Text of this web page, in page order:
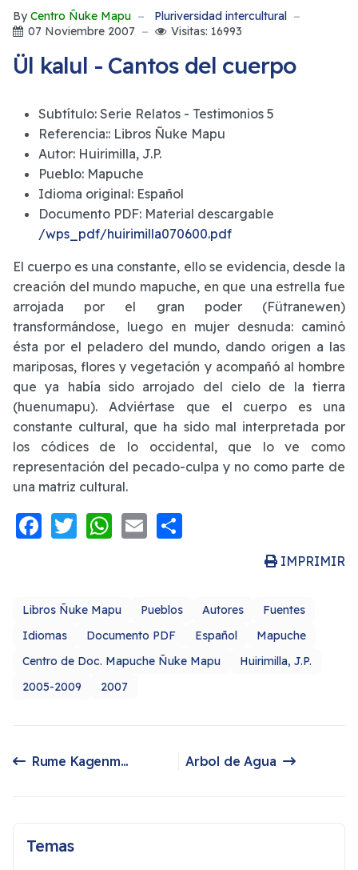
By Centro Ñuke Mapu
Pluriversidad intercultural
07 Noviembre 2007
Visitas: 16993
Ül kalul - Cantos del cuerpo
Subtítulo: Serie Relatos - Testimonios 5
Referencia:: Libros Ñuke Mapu
Autor: Huirimilla, J.P.
Pueblo: Mapuche
Idioma original: Español
Documento PDF: Material descargable
/wps_pdf/huirimilla070600.pdf
El cuerpo es una constante, ello se evidencia, desde la
creación del mundo mapuche, en que una estrella fue
arrojada por el gran poder (Fütranewen)
transformándose, luego en mujer desnuda: caminó
ésta por el peladero del mundo, dando origen a las
mariposas, flores y vegetación y acompañó al hombre
que ya había sido arrojado del cielo de la tierra
(huenumapu). Adviértase que el cuerpo es una
constante cultural, que ha sido mal interpretada por
los códices de lo occidental, que lo ve como
representación del pecado-culpa y no como parte de
una matriz cultural.
Facebook
Twitter
WhatsApp
Email
IMPRIMIR
Libros Ñuke Mapu Pueblos Autores
Fuentes
Idiomas
Documento PDF Español
Mapuche
Centro de Doc. Mapuche Ñuke Mapu
Huirimilla, J.P.
2005-2009
2007
Rume Kagenmew ta az Mapu. Epidemiología de la Trasgresión en Makewe-Pelale
Artículo siguiente: Arbol de Agua
Arbol de Agua
Temas